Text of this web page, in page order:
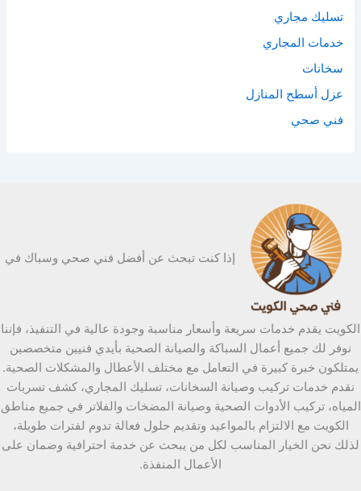
تسليك مجاري
خدمات المجاري
سخانات
عزل أسطح المنازل
فني صحي
إذا كنت تبحث عن أفضل فني صحي وسباك في
الكويت يقدم خدمات سريعة وأسعار مناسبة وجودة عالية في التنفيذ، فإننا
نوفر لك جميع أعمال السباكة والصيانة الصحية بأيدي فنيين متخصصين
يمتلكون خبرة كبيرة في التعامل مع مختلف الأعطال والمشكلات الصحية.
نقدم خدمات تركيب وصيانة السخانات، تسليك المجاري، كشف تسربات
المياه، تركيب الأدوات الصحية وصيانة المضخات والفلاتر في جميع مناطق
الكويت مع الالتزام بالمواعيد وتقديم حلول فعالة تدوم لفترات طويلة،
لذلك نحن الخيار المناسب لكل من يبحث عن خدمة احترافية وضمان على
الأعمال المنفذة.